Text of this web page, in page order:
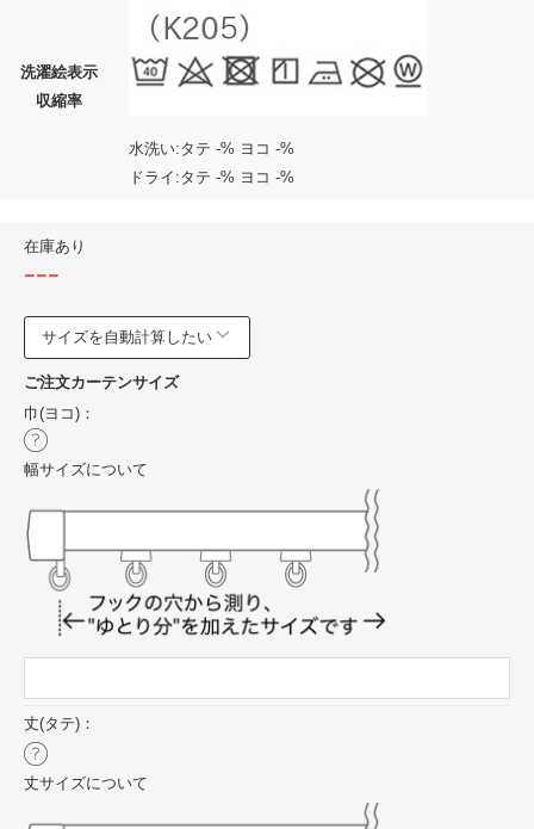
洗濯絵表示
収縮率
水洗い:タテ -% ヨコ -%
ドライ:タテ -% ヨコ -%
在庫あり
---
サイズを自動計算したい
ご注文カーテンサイズ
巾(ヨコ)：
幅サイズについて
丈(タテ)：
丈サイズについて